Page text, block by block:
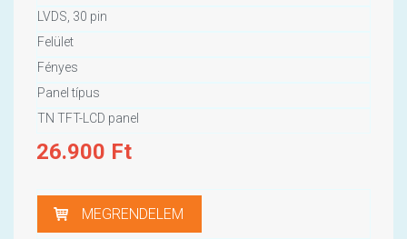
LVDS, 30 pin
Felület
Fényes
Panel típus
TN TFT-LCD panel
26.900 Ft
MEGRENDELEM